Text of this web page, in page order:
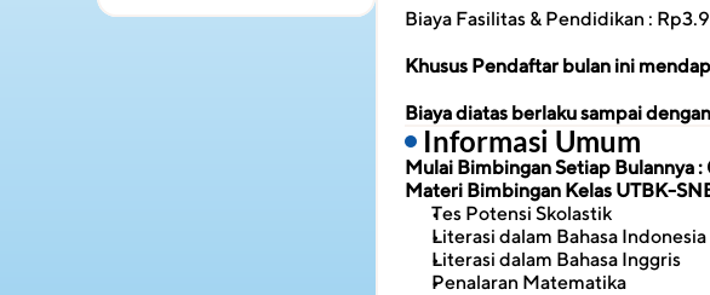
Biaya Fasilitas & Pendidikan :
Khusus Pendaftar bulan ini
Biaya diatas berlaku sampai
Informasi Umum
Mulai Bimbingan Setiap Bulannya :
Materi Bimbingan Kelas UTBK-
Tes Potensi Skolastik
Literasi dalam Bahasa Indonesia
Literasi dalam Bahasa Inggris
Penalaran Matematika